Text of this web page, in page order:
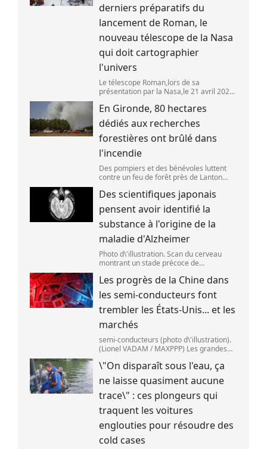
derniers préparatifs du
lancement de Roman, le
nouveau télescope de la Nasa
qui doit cartographier
l'univers
Le télescope Roman,lors de sa
présentation par la Nasa,le 21 avril 2026
LOEB )
En Gironde, 80 hectares
dédiés aux recherches
forestières ont brûlé dans
l'incendie
Des pompiers et des bénévoles luttent
contre un feu de forêt près de Lanton
Des scientifiques japonais
pensent avoir identifié la
substance à l'origine de la
maladie d'Alzheimer
Photo d\'illustration. Scan du cerveau
montrant un stade précoce de
2025 à Londres,en Angleterre. (Peter
Dazeley / Getty Images Europe)
Les progrès de la Chine dans
les semi-conducteurs font
trembler les États-Unis... et les
marchés
semi-conducteurs (photo d\'illustration).
(Lionel VADAM / MAXPPP) Les grandes
de bourse reculer,mardi 28 juillet,après
deux annonces venues de Chine. Au cœu
\"On disparaît sous l'eau, ça
ne laisse quasiment aucune
trace\" : ces plongeurs qui
traquent les voitures
englouties pour résoudre des
cold cases